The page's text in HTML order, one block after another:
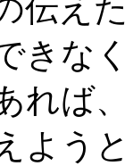
伝え
きな
れば
よう